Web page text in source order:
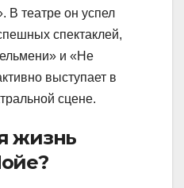
В театре он успел
спектаклей,
и «Не
выступает в
сцене.
жизнь